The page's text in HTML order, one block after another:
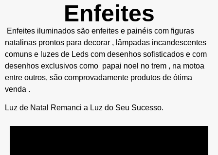
Enfeites
Enfeites iluminados são enfeites e painéis com figuras
natalinas prontos para decorar , lâmpadas incandescentes
comuns e luzes de Leds com desenhos sofisticados e com
desenhos exclusivos como papai noel no trem , na motoa
entre outros, são comprovadamente produtos de ótima
venda .
Luz de Natal Remanci a Luz do Seu Sucesso.